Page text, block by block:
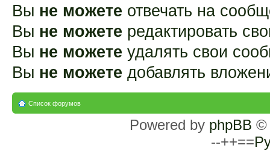
Вы не можете отвечать на
Вы не можете редактировать
Вы не можете удалять свои
Вы не можете добавлять
Список форумов
Powered by phpBB ©
--++==